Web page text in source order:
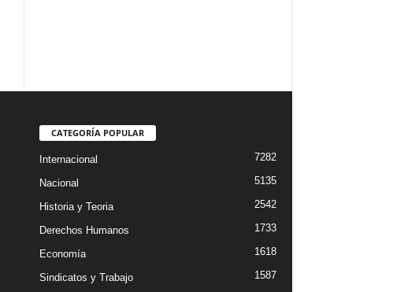
CATEGORÍA POPULAR
Internacional 7282
Nacional 5135
Historia y Teoria 2542
Derechos Humanos 1733
Economía 1618
Sindicatos y Trabajo 1587